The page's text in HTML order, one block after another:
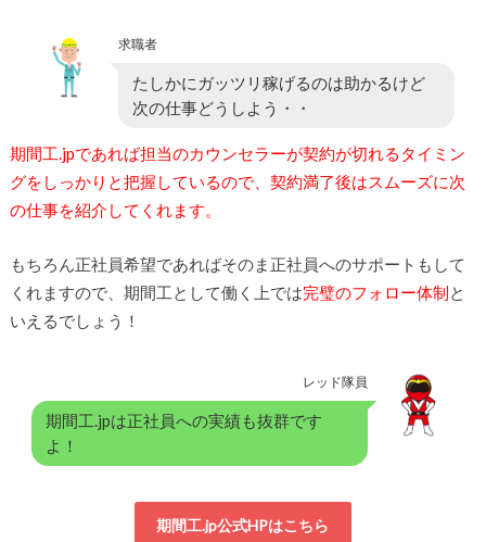
求職者
たしかにガッツリ稼げるのは助かるけど
次の仕事どうしよう・・
期間工.jpであれば担当のカウンセラーが契約が切れるタイミン
グをしっかりと把握しているので、契約満了後はスムーズに次
の仕事を紹介してくれます。
もちろん正社員希望であればそのま正社員へのサポートもして
くれますので、期間工として働く上では完璧のフォロー体制と
いえるでしょう！
レッド隊員
期間工.jpは正社員への実績も抜群です
よ！
期間工.jp公式HPはこちら